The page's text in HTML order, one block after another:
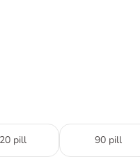
pill 90 pill